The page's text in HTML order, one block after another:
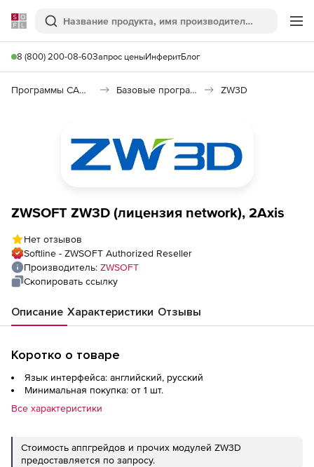
Softline
Поиск
8 (800) 200-08-60Запрос ценыИнферитБлог
Программы САПР и ГИС Базовые программы ZW3D
ZWSOFT ZW3D (лицензия network), 2Axis
Нет отзывов
Softline - ZWSOFT Authorized Reseller
Производитель: ZWSOFT
Скопировать ссылку
Описание Характеристики Отзывы
Коротко о товаре
Язык интерфейса: английский, русский
Минимальная покупка: от 1 шт.
Все характеристики
Стоимость аппгрейдов и прочих модулей ZW3D
предоставляется по запросу.